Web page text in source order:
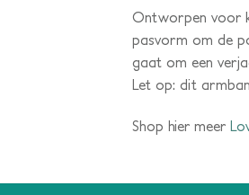
Ontworpen voor
pasvorm om de
gaat om een
Let op: dit
Shop hier meer